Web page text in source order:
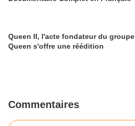
Queen II, l'acte fondateur du groupe
Queen s'offre une réédition
Commentaires